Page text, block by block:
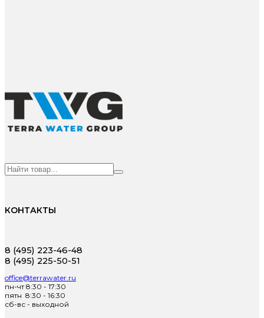
КОНТАКТЫ
8 (495) 223-46-48
8 (495) 225-50-51
office@terrawater.ru
пн-чт 8:30 - 17:30
пятн 8:30 - 16:30
сб-вс - выходной